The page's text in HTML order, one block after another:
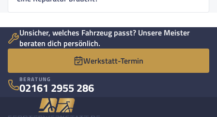
Unsicher, welches Fahrzeug passt? Unsere Meister
beraten dich persönlich.
Werkstatt-Termin
BERATUNG
02161 2955 286